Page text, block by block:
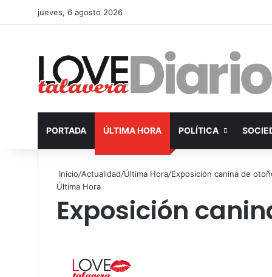
jueves, 6 agosto 2026
PORTADA ÚLTIMA HORA POLÍTICA
Inicio/Actualidad/Última Hora/Exposición canina de
Última Hora
Exposición